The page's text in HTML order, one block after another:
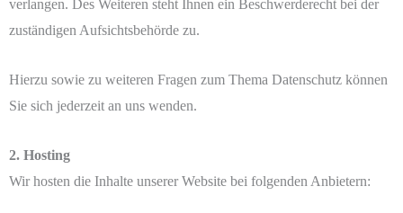
verlangen. Des Weiteren steht Ihnen ein Beschwerderecht bei der
zuständigen Aufsichtsbehörde zu.
Hierzu sowie zu weiteren Fragen zum Thema Datenschutz können
Sie sich jederzeit an uns wenden.
2. Hosting
Wir hosten die Inhalte unserer Website bei folgenden Anbietern: